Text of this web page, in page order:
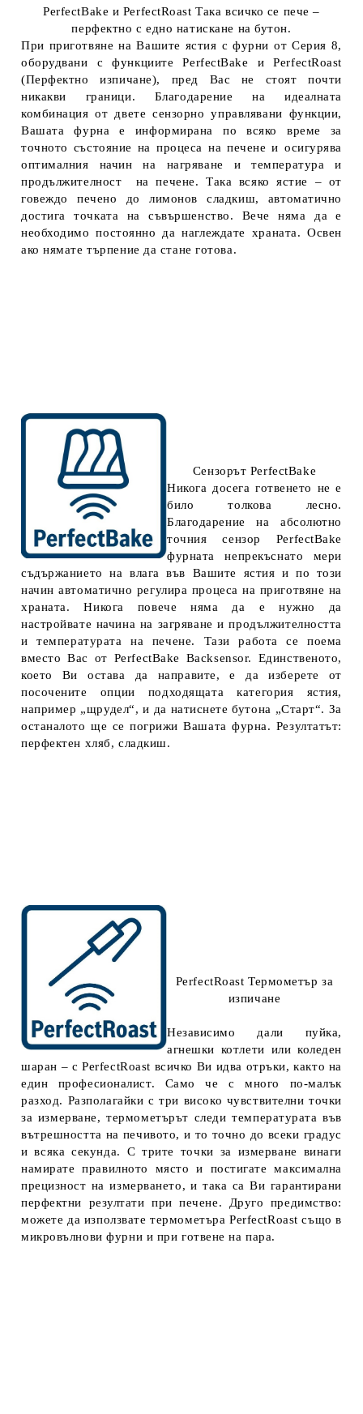
PerfectBake и PerfectRoast Така всичко се пече –
перфектно с едно натискане на бутон.
При приготвяне на Вашите ястия с фурни от Серия 8,
оборудвани с функциите PerfectBake и PerfectRoast
(Перфектно изпичане), пред Вас не стоят почти
никакви граници. Благодарение на идеалната
комбинация от двете сензорно управлявани функции,
Вашата фурна е информирана по всяко време за
точното състояние на процеса на печене и осигурява
оптималния начин на нагряване и температура и
продължителност на печене. Така всяко ястие – от
говеждо печено до лимонов сладкиш, автоматично
достига точката на съвършенство. Вече няма да е
необходимо постоянно да наглеждате храната. Освен
ако нямате търпение да стане готова.
Сензорът PerfectBake
Никога досега готвенето не е
било толкова лесно.
Благодарение на абсолютно
точния сензор PerfectBake
фурната непрекъснато мери
съдържанието на влага във Вашите ястия и по този
начин автоматично регулира процеса на приготвяне на
храната. Никога повече няма да е нужно да
настройвате начина на загряване и продължителността
и температурата на печене. Тази работа се поема
вместо Вас от PerfectBake Backsensor. Единственото,
което Ви остава да направите, е да изберете от
посочените опции подходящата категория ястия,
например „щрудел“, и да натиснете бутона „Старт“. За
останалото ще се погрижи Вашата фурна. Резултатът:
перфектен хляб, сладкиш.
PerfectRoast Термометър за
изпичане
Независимо дали пуйка,
агнешки котлети или коледен
шаран – с PerfectRoast всичко Ви идва отръки, както на
един професионалист. Само че с много по-малък
разход. Разполагайки с три високо чувствителни точки
за измерване, термометърът следи температурата във
вътрешността на печивото, и то точно до всеки градус
и всяка секунда. С трите точки за измерване винаги
намирате правилното място и постигате максимална
прецизност на измерването, и така са Ви гарантирани
перфектни резултати при печене. Друго предимство:
можете да използвате термометъра PerfectRoast също в
микровълнови фурни и при готвене на пара.